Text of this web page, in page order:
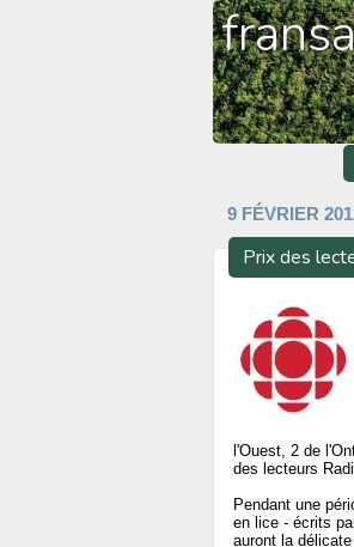
9 FÉVRIER
Prix des
l'Ouest, 2 de
des lecteurs
Pendant une
en lice - écrits
auront la